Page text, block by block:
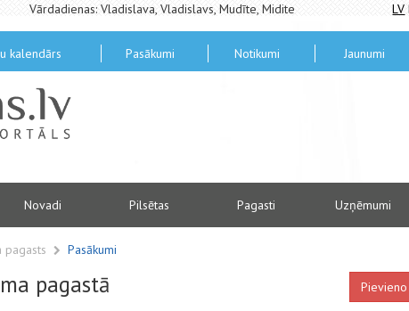
Vārdadienas: Vladislava, Vladislavs, Mudīte, Midite LV
kalendārs Pasākumi Notikumi Jaunumi
Novadi Pilsētas Pagasti Uzņēmumi
pagasts Pasākumi
pagastā